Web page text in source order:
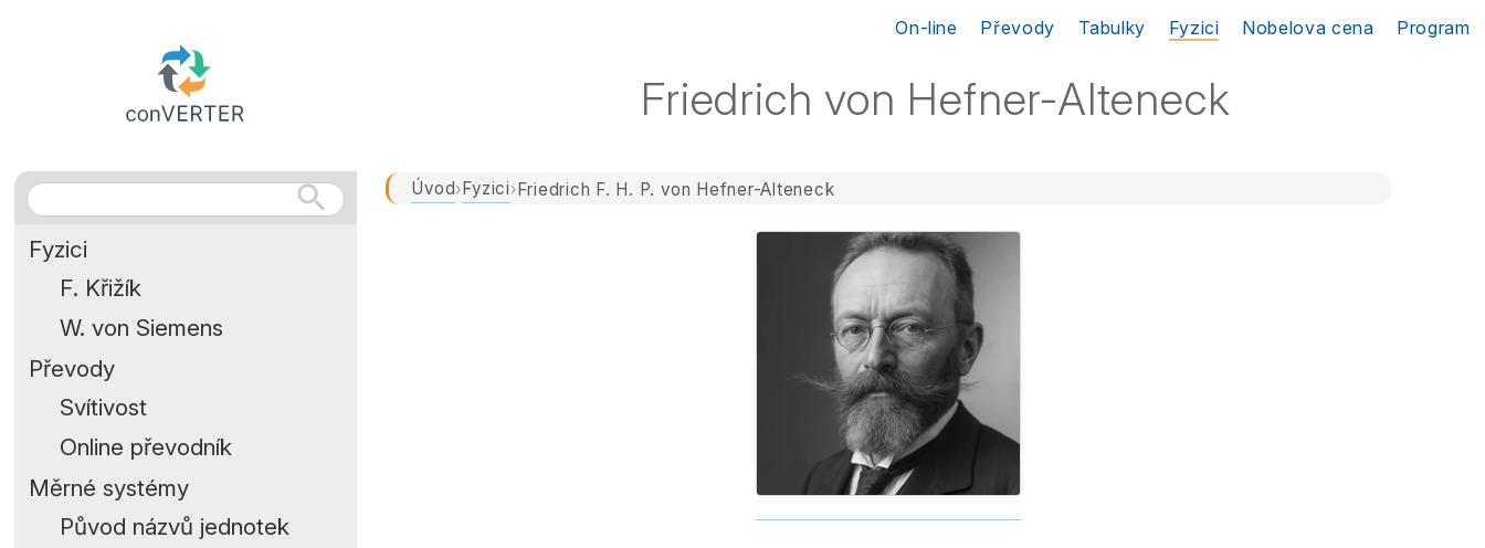
Friedrich von Hefner-Alteneck
Úvod›Fyzici›Friedrich F. H. P. von Hefner-Alteneck
Fyzici
F. Křižík
W. von Siemens
Převody
Svítivost
Online převodník
Měrné systémy
Původ názvů jednotek
On-line Převody Tabulky Fyzici Nobelova cena Program